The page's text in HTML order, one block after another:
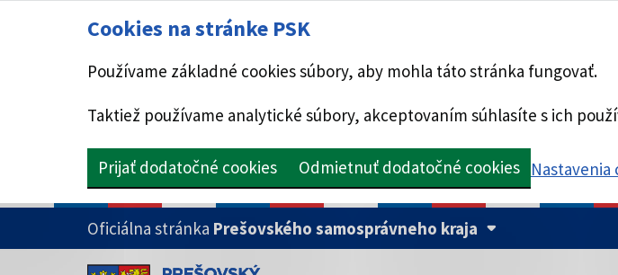
Cookies na stránke PSK
Používame základné cookies súbory, aby mohla táto stránka fungovať.
Taktiež používame analytické súbory, akceptovaním súhlasíte s ich
Prijať dodatočné cookies Odmietnuť dodatočné cookies Nastavenia
PRESKOČIŤ NA HLAVNÝ OBSAH
Oficiálna stránka Prešovského samosprávneho kraja